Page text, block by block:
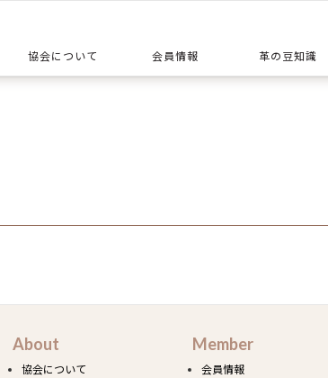
協会について 会員情報 革の豆知識
About
協会について
Member
会員情報